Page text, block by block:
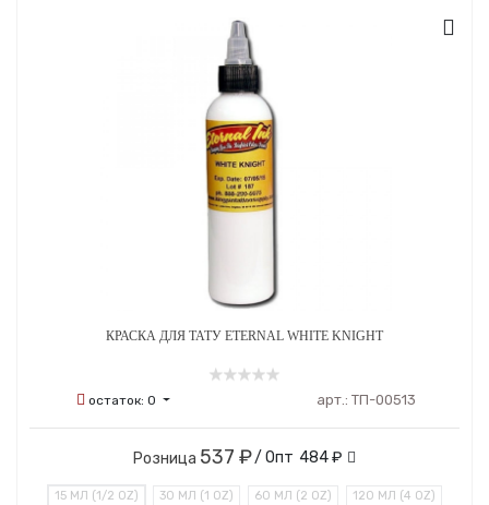
КРАСКА ДЛЯ ТАТУ ETERNAL WHITE KNIGHT
остаток: 0 арт.: ТП-00513
Розница 537 ₽/ Опт 484 ₽
15 МЛ (1/2 OZ) 30 МЛ (1 OZ) 60 МЛ (2 OZ) 120 МЛ (4 OZ)